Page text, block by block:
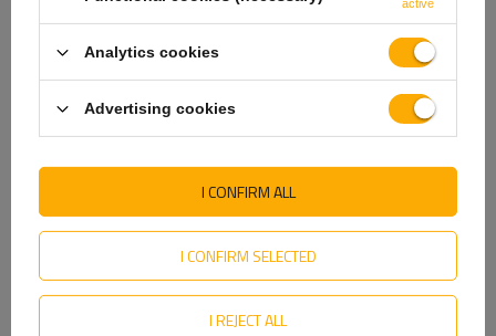
SE OGSÅ
active
Analytics cookies
Advertising cookies
I CONFIRM SELECTED
I REJECT ALL
I CONFIRM ALL